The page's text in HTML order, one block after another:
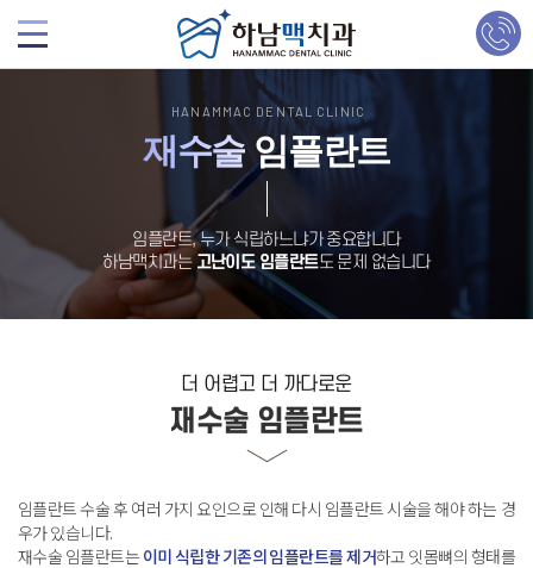
HANAMMAC DENTAL CLINIC
재수술 임플란트
임플란트, 누가 식립하느냐가 중요합니다
하남맥치과는고난이도 임플란트도 문제 없습니다
더 어렵고 더 까다로운
재수술 임플란트
임플란트 수술 후 여러 가지 요인으로 인해 다시 임플란트 시술을 해야 하는 경
우가 있습니다.
재수술 임플란트는 이미 식립한 기존의 임플란트를 제거하고 잇몸뼈의 형태를